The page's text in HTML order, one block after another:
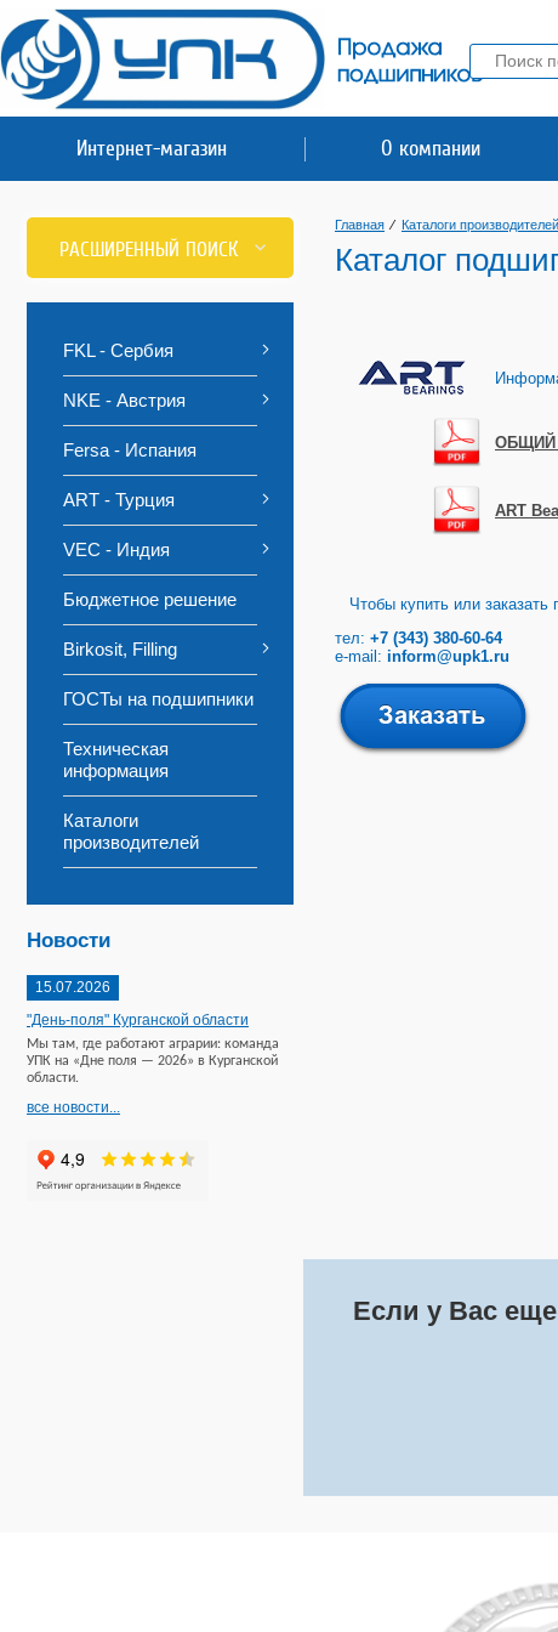
Интернет-магазин О компании
Главная ⁄ Каталоги
Каталог
ОБЩИЙ
ART
Чтобы купить или заказать
тел: +7 (343) 380-60-64
e-mail: inform@upk1.ru
РАСШИРЕННЫЙ ПОИСК
FKL - Сербия
NKE - Австрия
Fersa - Испания
ART - Турция
VEC - Индия
Бюджетное решение
Birkosit, Filling
ГОСТы на подшипники
Техническая
информация
Каталоги
производителей
Новости
15.07.2026
"День-поля" Курганской области
Мы там, где работают аграрии: команда
УПК на «Дне поля — 2026» в Курганской
области.
все новости...
Если у Вас